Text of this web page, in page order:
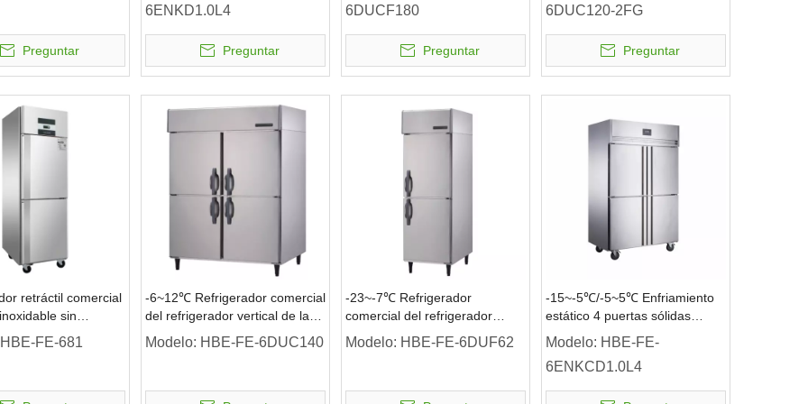
Preguntar
6ENKD1.0L4
Preguntar
comercial
6DUCF180
Preguntar
6DUC120-2FG
Preguntar
retráctil comercial
sin
HBE-FE-681
-6~12℃ Refrigerador comercial
del refrigerador vertical de las
puertas sólidas de la
refrigeración por aire
Modelo: HBE-FE-6DUC140
-23~-7℃ Refrigerador
comercial del refrigerador
vertical del alcance de 2
puertas sólidas de la
Modelo: HBE-FE-6DUF62
-15~-5℃/-5~5℃ Enfriamiento
estático 4 puertas sólidas
Refrigerador vertical de doble
temperatura Refrigerador
comercial
Modelo: HBE-FE-
6ENKCD1.0L4